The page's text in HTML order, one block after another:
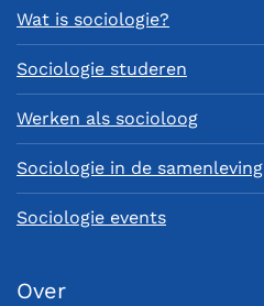
Wat is sociologie?
Sociologie studeren
Werken als socioloog
Sociologie in de samenleving
Sociologie events
Over